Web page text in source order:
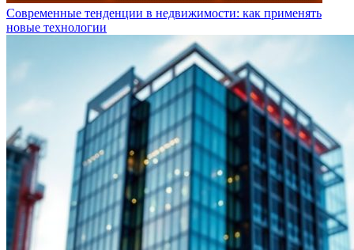
Современные тенденции в недвижимости: как применять
новые технологии